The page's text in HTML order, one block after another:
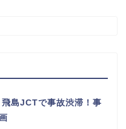
飛島JCTで事故渋滞！事